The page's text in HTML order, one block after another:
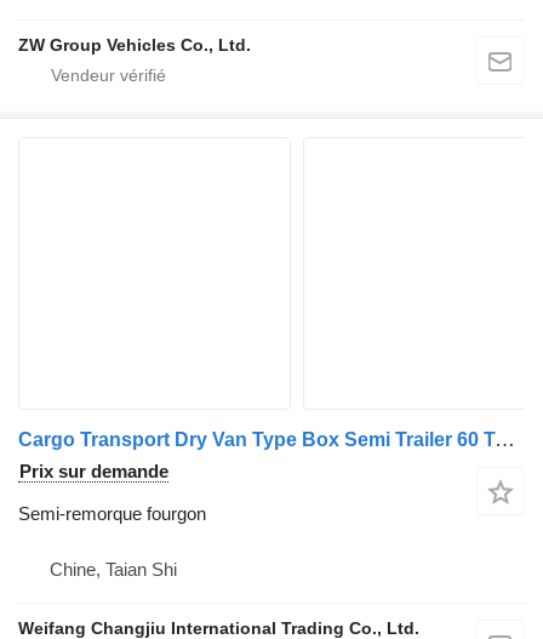
ZW Group Vehicles Co., Ltd.
Cargo Transport Dry Van Type Box Semi Trailer 60 Tons 40ft Van B
Prix sur demande
Semi-remorque fourgon
Chine, Taian Shi
Weifang Changjiu International Trading Co., Ltd.